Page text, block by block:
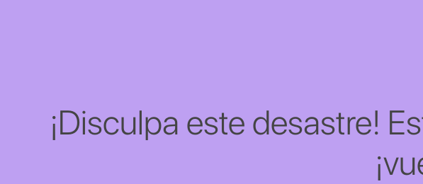
¡Disculpa este desastre!